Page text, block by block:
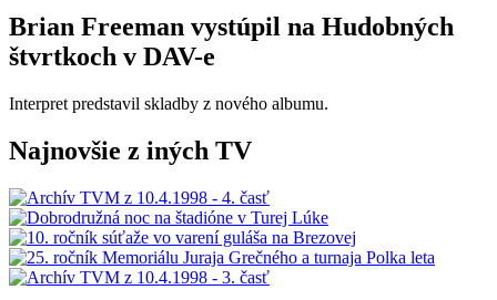
Brian Freeman vystúpil na Hudobných
štvrtkoch v DAV-e
Interpret predstavil skladby z nového albumu.
Najnovšie z iných TV